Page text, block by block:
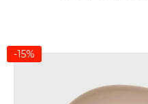
-15%